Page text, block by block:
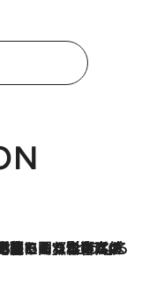
いる」ホルムズ海峡封鎖による影響はいつまで続く？《エネルギー専門家に聞く“どうなる日本の暮らし”》